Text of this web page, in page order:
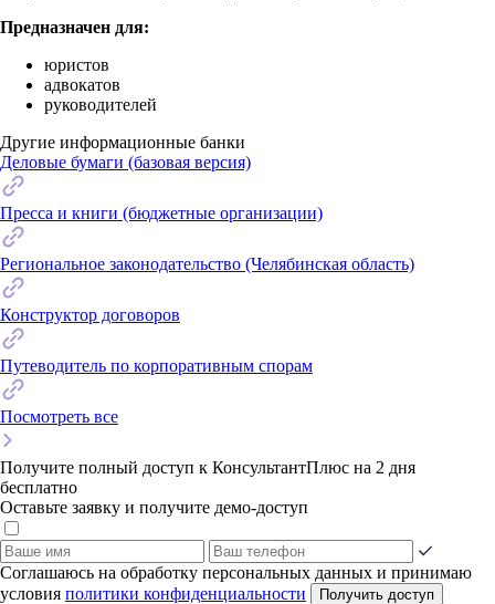
Предназначен для:
юристов
адвокатов
руководителей
Другие информационные банки
Деловые бумаги (базовая версия)
Пресса и книги (бюджетные организации)
Региональное законодательство (Челябинская область)
Конструктор договоров
Путеводитель по корпоративным спорам
Посмотреть все
Получите полный доступ к КонсультантПлюс на 2 дня
бесплатно
Оставьте заявку и получите демо-доступ
Соглашаюсь на обработку персональных данных и принимаю
условия политики конфиденциальности Получить доступ